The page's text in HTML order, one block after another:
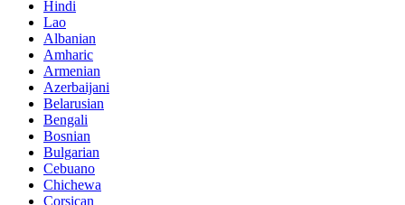
Hindi
Lao
Albanian
Amharic
Armenian
Azerbaijani
Belarusian
Bengali
Bosnian
Bulgarian
Cebuano
Chichewa
Corsican